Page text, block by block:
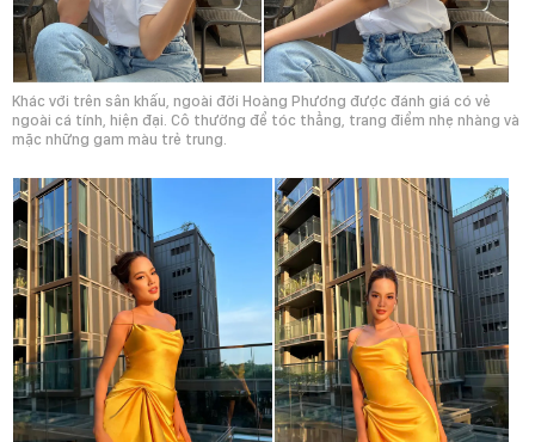
Khác với trên sân khấu, ngoài đời Hoàng Phương được đánh giá có vẻ
ngoài cá tính, hiện đại. Cô thường để tóc thẳng, trang điểm nhẹ nhàng và
mặc những gam màu trẻ trung.